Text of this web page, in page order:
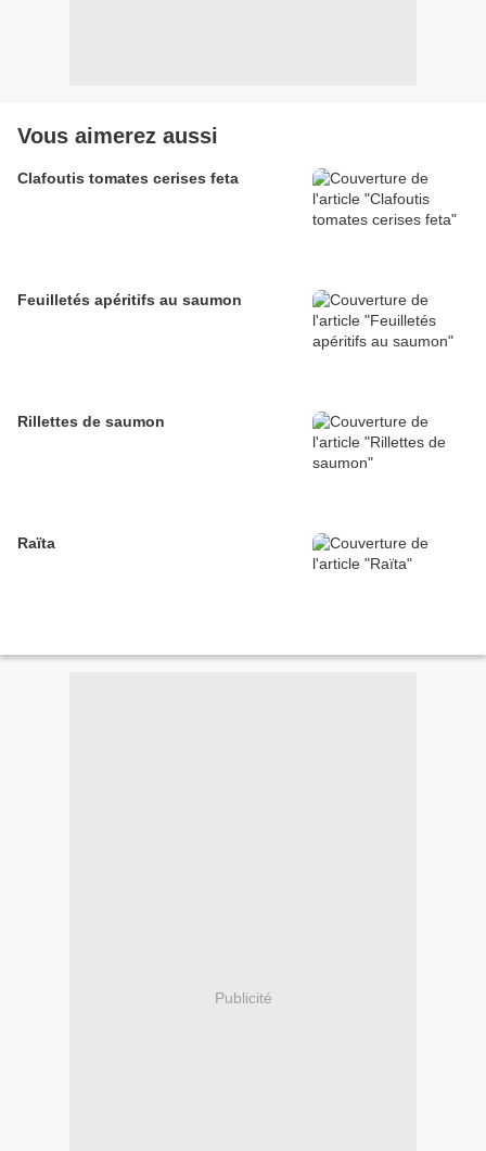
Vous aimerez aussi
Clafoutis tomates cerises feta
Feuilletés apéritifs au saumon
Rillettes de saumon
Raïta
Publicité